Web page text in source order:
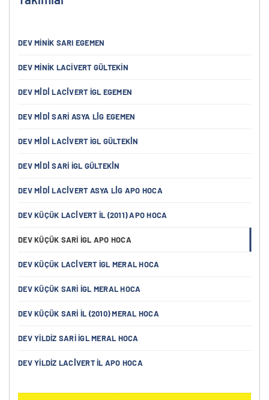
DEV MINIK SARI EGEMEN
DEV MINIK LACIVERT GÜLTEKIN
DEV MİDİ LACİVERT İGL EGEMEN
DEV MİDİ SARI ASYA LİG EGEMEN
DEV MİDİ LACİVERT İGL GÜLTEKİN
DEV MİDİ SARI İGL GÜLTEKİN
DEV MİDİ LACİVERT ASYA LİG APO HOCA
DEV KÜÇÜK LACİVERT İL (2011) APO HOCA
DEV KÜÇÜK SARI İGL APO HOCA
DEV KÜÇÜK LACİVERT İGL MERAL HOCA
DEV KÜÇÜK SARI İGL MERAL HOCA
DEV KÜÇÜK SARI İL (2010) MERAL HOCA
DEV YILDIZ SARI İGL MERAL HOCA
DEV YILDIZ LACİVERT İL APO HOCA